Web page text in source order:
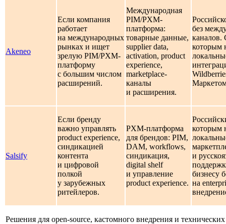
Akeneo
Если компания
работает
на международных
рынках и ищет
зрелую PIM/PXM-
платформу
с большим числом
расширений.
Международная
PIM/PXM-
платформа:
товарные данные,
supplier data,
activation, product
experience,
marketplace-
каналы
и расширения.
без
каналов.
которым
Salsify
Если бренду
важно управлять
product experience,
синдикацией
контента
и цифровой
полкой
у зарубежных
ритейлеров.
PXM-платформа
для брендов: PIM,
DAM, workflows,
синдикация,
digital shelf
и управление
product experience.
которым
и
бизнесу
на
Решения для open-source, кастомного внедрения и